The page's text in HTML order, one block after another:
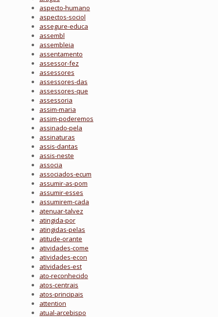
aspecto-humano
aspectos-sociol
assegure-educa
assembl
assembleia
assentamento
assessor-fez
assessores
assessores-das
assessores-que
assessoria
assim-maria
assim-poderemos
assinado-pela
assinaturas
assis-dantas
assis-neste
associa
associados-ecum
assumir-as-pom
assumir-esses
assumirem-cada
atenuar-talvez
atingida-por
atingidas-pelas
atitude-orante
atividades-come
atividades-econ
atividades-est
ato-reconhecido
atos-centrais
atos-principais
attention
atual-arcebispo